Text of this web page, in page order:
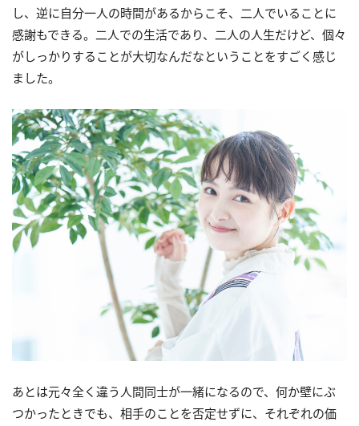
し、逆に自分一人の時間があるからこそ、二人でいることに
感謝もできる。二人での生活であり、二人の人生だけど、個々
がしっかりすることが大切なんだなということをすごく感じ
ました。
あとは元々全く違う人間同士が一緒になるので、何か壁にぶ
つかったときでも、相手のことを否定せずに、それぞれの価